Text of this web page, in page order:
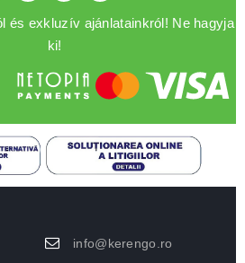
és exkluzív ajánlatainkról! Ne hagyja
ki!
info@kerengo.ro